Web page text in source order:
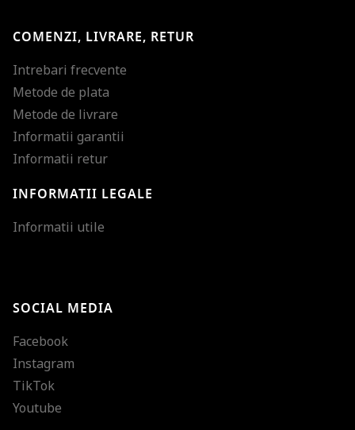
COMENZI, LIVRARE, RETUR
Intrebari frecvente
Metode de plata
Metode de livrare
Informatii garantii
Informatii retur
INFORMATII LEGALE
Informatii utile
SOCIAL MEDIA
Facebook
Instagram
TikTok
Youtube